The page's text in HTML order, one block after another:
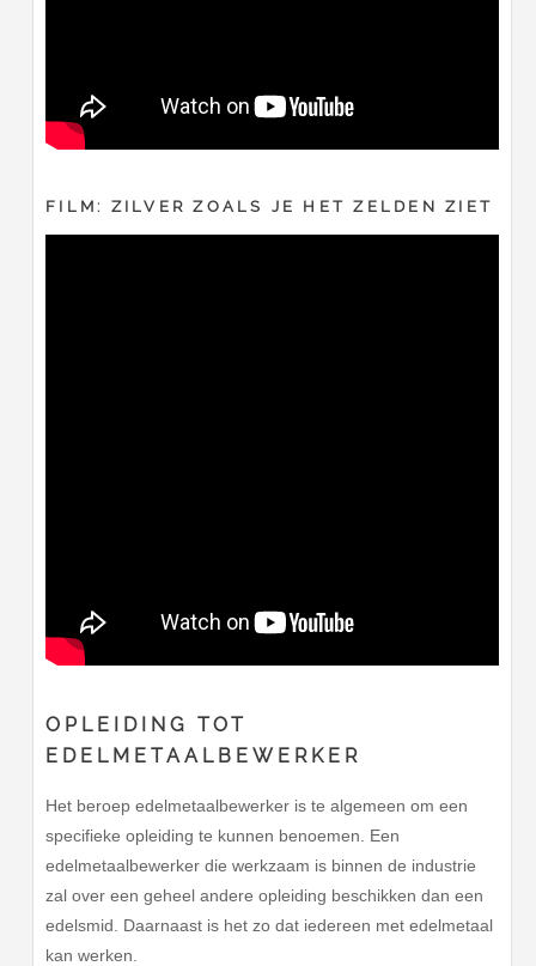
FILM: ZILVER ZOALS JE HET ZELDEN ZIET
OPLEIDING TOT
EDELMETAALBEWERKER
Het beroep edelmetaalbewerker is te algemeen om een
specifieke opleiding te kunnen benoemen. Een
edelmetaalbewerker die werkzaam is binnen de industrie
zal over een geheel andere opleiding beschikken dan een
edelsmid. Daarnaast is het zo dat iedereen met edelmetaal
kan werken.